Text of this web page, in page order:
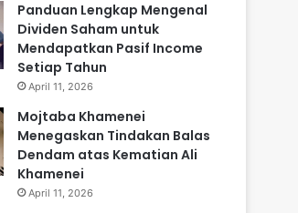
Panduan Lengkap Mengenal
Dividen Saham untuk
Mendapatkan Pasif Income
Setiap Tahun
April 11, 2026
Mojtaba Khamenei
Menegaskan Tindakan Balas
Dendam atas Kematian Ali
Khamenei
April 11, 2026